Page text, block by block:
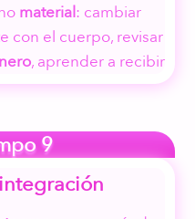
material: cambiar
con el cuerpo, revisar
, aprender a recibir
9